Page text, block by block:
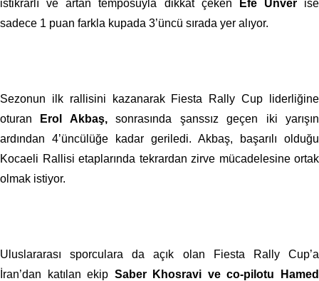
istikrarlı ve artan temposuyla dikkat çeken
Efe Ünverise
sadece 1 puan farkla kupada 3’üncü sırada yer alıyor.
Sezonun ilk rallisini kazanarak Fiesta Rally Cup liderliğine
oturan
Erol Akbaş,sonrasında şanssız geçen iki yarışın
ardından 4’üncülüğe kadar geriledi. Akbaş, başarılı olduğu
Kocaeli Rallisi etaplarında tekrardan zirve mücadelesine ortak
olmak istiyor.
Uluslararası sporculara da açık olan Fiesta Rally Cup’a
İran’dan katılan ekip Saber Khosravi ve co-pilotu Hamed